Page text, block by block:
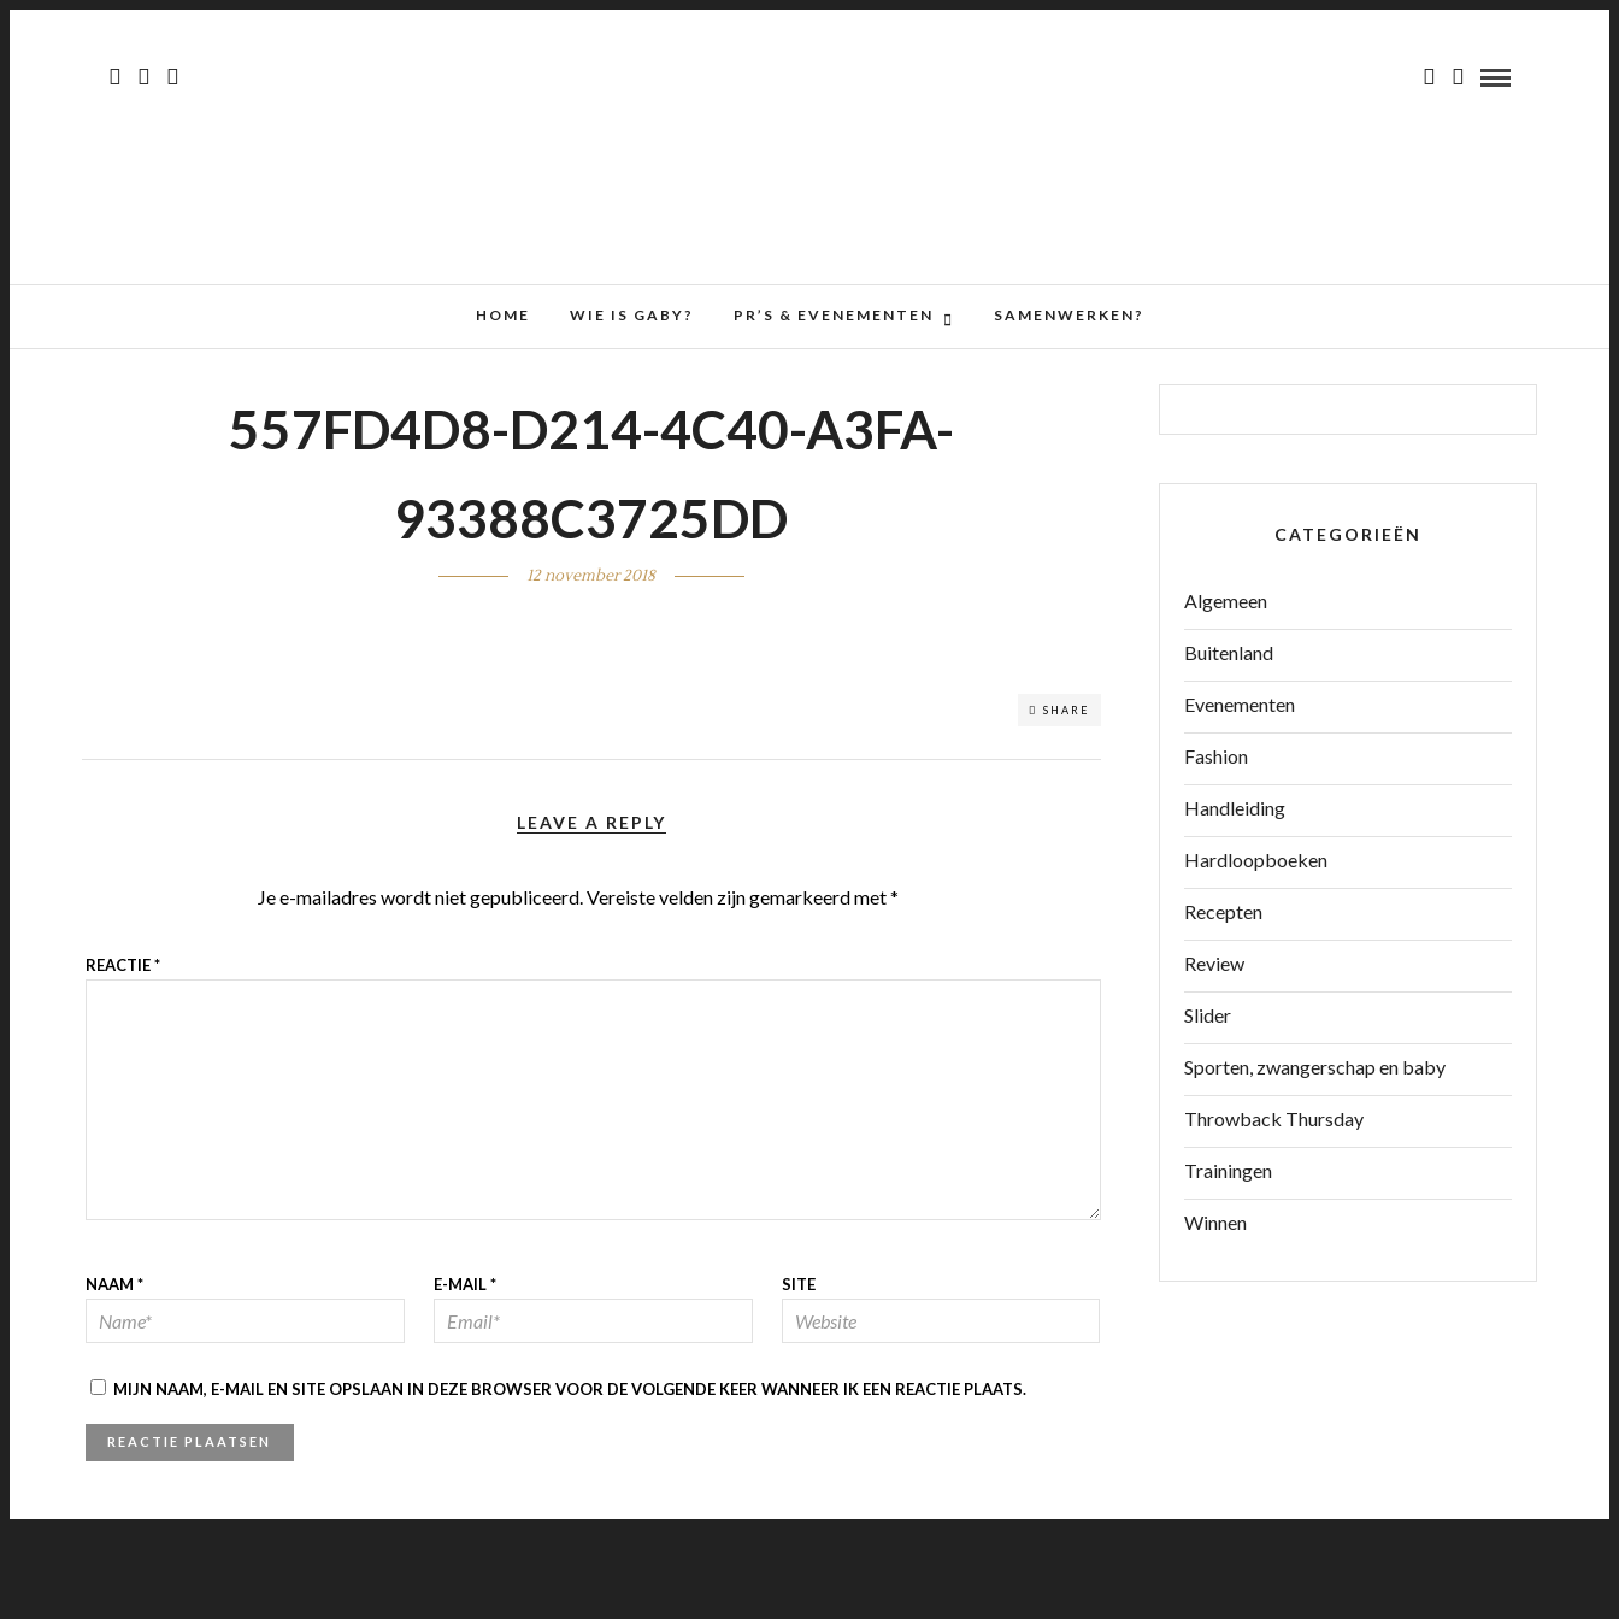
HOME WIE IS GABY? PR’S & EVENEMENTEN SAMENWERKEN?
557FD4D8-D214-4C40-A3FA-
93388C3725DD
12 november 2018
SHARE
LEAVE A REPLY
Je e-mailadres wordt niet gepubliceerd.Vereiste velden zijn gemarkeerd met*
REACTIE*
NAAM * E-MAIL* SITE
MIJN NAAM, E-MAIL EN SITE OPSLAAN IN DEZE BROWSER VOOR DE VOLGENDE KEER WANNEER IK EEN REACTIE PLAATS.
CATEGORIEËN
Algemeen
Buitenland
Evenementen
Fashion
Handleiding
Hardloopboeken
Recepten
Review
Slider
Sporten, zwangerschap en baby
Throwback Thursday
Trainingen
Winnen